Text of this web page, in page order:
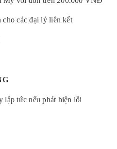
cho các đại lý liên kết
lập tức nếu phát hiện lỗi